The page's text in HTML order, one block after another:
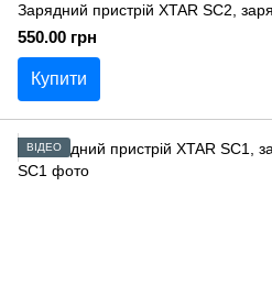
Зарядний пристрій XTAR SC2,
550.00 грн
Купити
ВІДЕО